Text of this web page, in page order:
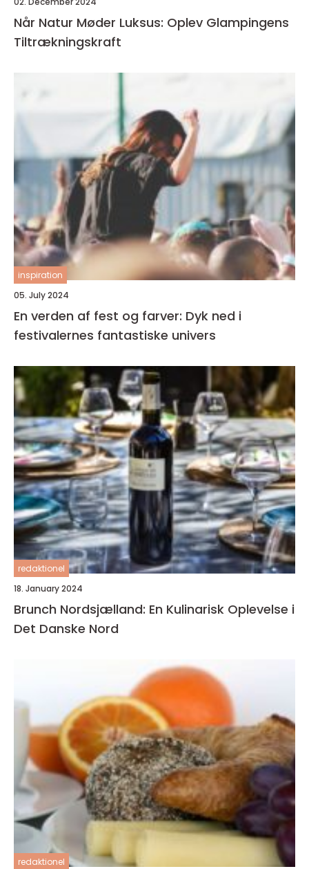
Når Natur Møder Luksus: Oplev Glampingens
Tiltrækningskraft
inspiration
05. July 2024
En verden af fest og farver: Dyk ned i
festivalernes fantastiske univers
redaktionel
18. January 2024
Brunch Nordsjælland: En Kulinarisk Oplevelse i
Det Danske Nord
redaktionel